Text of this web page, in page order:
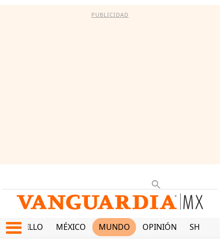
PUBLICIDAD
SALTILLO MÉXICO MUNDO OPINIÓN SHOW